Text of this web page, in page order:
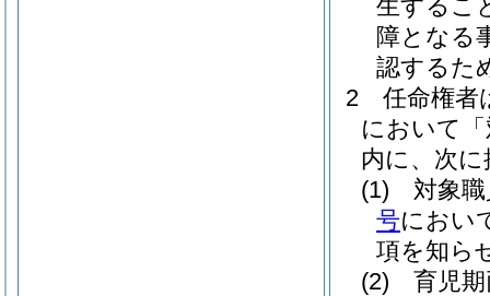
生するこ
障となる
認するた
2
任命権者
において
内に、次
(1)
対象
号におい
項を知ら
(2)
育児